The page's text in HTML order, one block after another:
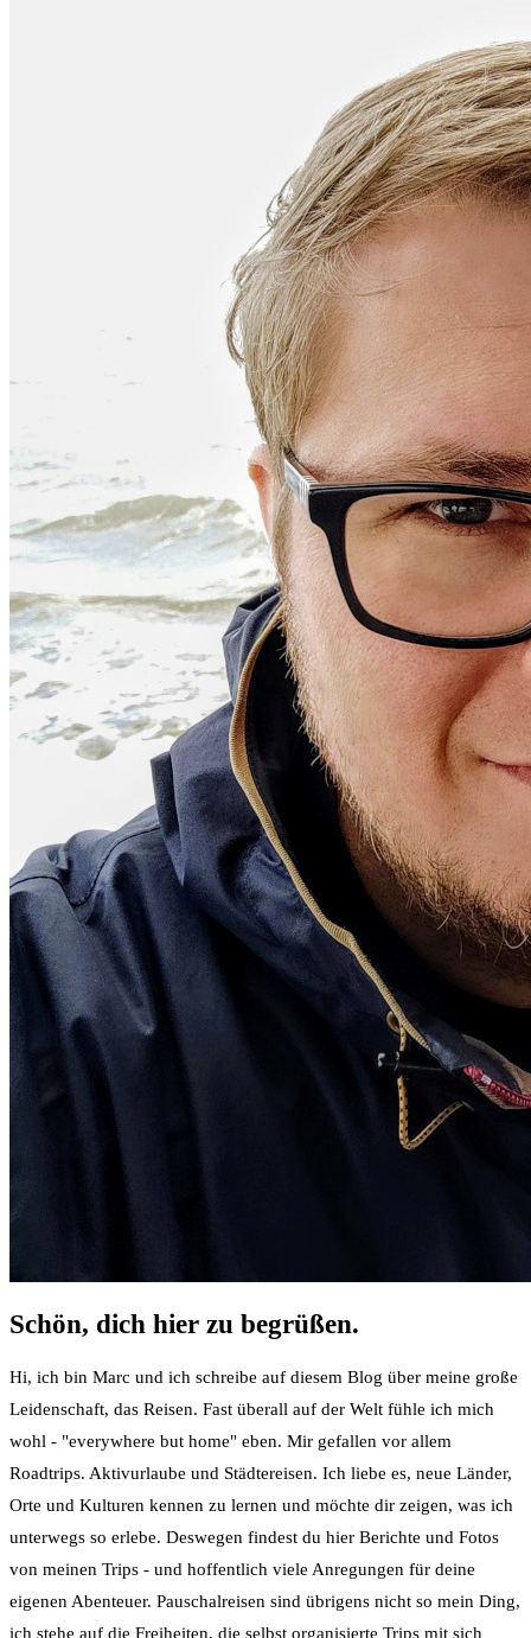
Schön, dich hier zu begrüßen.
Hi, ich bin Marc und ich schreibe auf diesem Blog über meine große
Leidenschaft, das Reisen. Fast überall auf der Welt fühle ich mich
wohl - "everywhere but home" eben. Mir gefallen vor allem
Roadtrips. Aktivurlaube und Städtereisen. Ich liebe es, neue Länder,
Orte und Kulturen kennen zu lernen und möchte dir zeigen, was ich
unterwegs so erlebe. Deswegen findest du hier Berichte und Fotos
von meinen Trips - und hoffentlich viele Anregungen für deine
eigenen Abenteuer. Pauschalreisen sind übrigens nicht so mein Ding,
ich stehe auf die Freiheiten, die selbst organisierte Trips mit sich